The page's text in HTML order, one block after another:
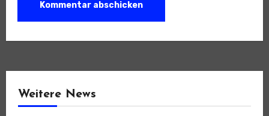
Weitere News